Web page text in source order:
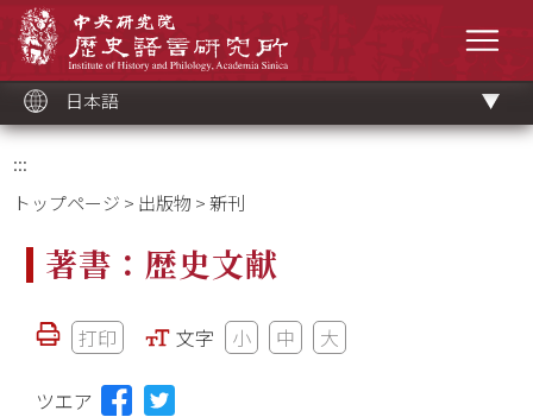
ッ
ク
日本語
:::
トップページ > 出版物 > 新刊
著書：歴史文献
打印 文字 小 中 大
ツエア